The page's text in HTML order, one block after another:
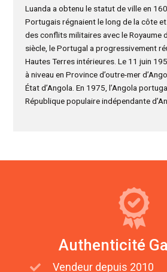
Luanda a obtenu le statut de ville en
Portugais régnaient le long de la côte
des conflits militaires avec le Royaume
siècle, le Portugal a progressivement
Hautes Terres intérieures. Le 11 juin
à niveau en Province d’outre-mer
État d’Angola. En 1975, l’Angola
République populaire indépendante
Authenticité
Vendeur depuis 2010